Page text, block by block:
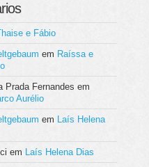
e Fábio
em Raíssa e
Prada Fernandes em
Aurélio
em Laís Helena
em Laís Helena Dias